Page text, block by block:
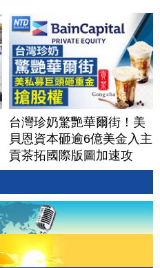
台灣珍奶驚艷華爾街！美
貝恩資本砸逾6億美金入主
貢茶拓國際版圖加速攻
美？｜#財經新聞｜